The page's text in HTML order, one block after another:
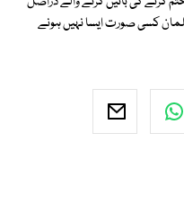
کسی صورت ایسا نہیں ہونے